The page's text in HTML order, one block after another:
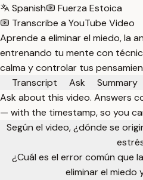
Spanish
Fuerza Estoica
Transcribe a YouTube Video
Aprende a eliminar el miedo, la
entrenando tu mente con
calma y controlar tus
Transcript
Ask Summary
Ask about this video. Answers
— with the timestamp, so you
Según el video, ¿dónde se
¿Cuál es el error común que
eliminar el miedo